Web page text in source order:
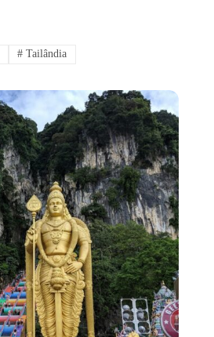
# Tailândia